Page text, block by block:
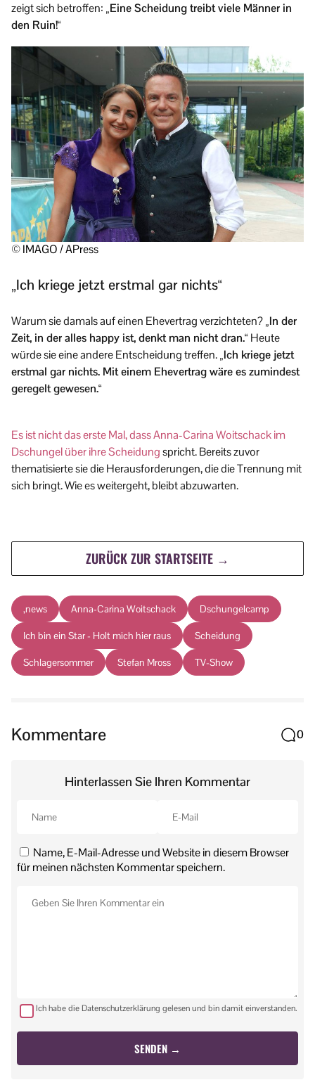
zeigt sich betroffen: „Eine Scheidung treibt viele Männer in
den Ruin!“
© IMAGO / APress
„Ich kriege jetzt erstmal gar nichts“
Warum sie damals auf einen Ehevertrag verzichteten?„In der
Zeit, in der alles happy ist, denkt man nicht dran.“Heute
würde sie eine andere Entscheidung treffen.„Ich kriege jetzt
erstmal gar nichts. Mit einem Ehevertrag wäre es zumindest
geregelt gewesen.“
Es ist nicht das erste Mal, dass Anna-Carina Woitschack im
Dschungel über ihre Scheidungspricht. Bereits zuvor
thematisierte sie die Herausforderungen, die die Trennung mit
sich bringt. Wie es weitergeht, bleibt abzuwarten.
ZURÜCK ZUR STARTSEITE →
,news Anna-Carina Woitschack Dschungelcamp
Ich bin ein Star - Holt mich hier raus Scheidung
Schlagersommer Stefan Mross TV-Show
Kommentare 0
Hinterlassen Sie Ihren Kommentar
Name, E-Mail-Adresse und Website in diesem Browser
für meinen nächsten Kommentar speichern.
Ich habe die Datenschutzerklärung gelesen und bin damit einverstanden.